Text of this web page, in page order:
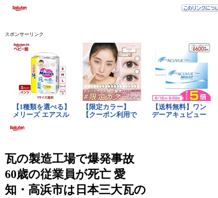
スポンサーリンク
瓦の製造工場で爆発事故
60歳の従業員が死亡 愛
知・高浜市は日本三大瓦の